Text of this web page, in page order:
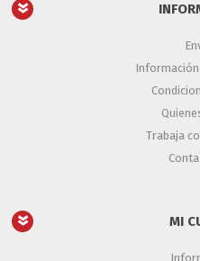
Información
Trabaja
MI